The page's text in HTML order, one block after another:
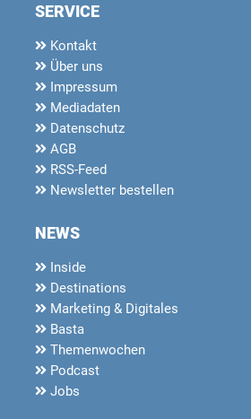
SERVICE
Kontakt
Über uns
Impressum
Mediadaten
Datenschutz
AGB
RSS-Feed
Newsletter bestellen
NEWS
Inside
Destinations
Marketing & Digitales
Basta
Themenwochen
Podcast
Jobs